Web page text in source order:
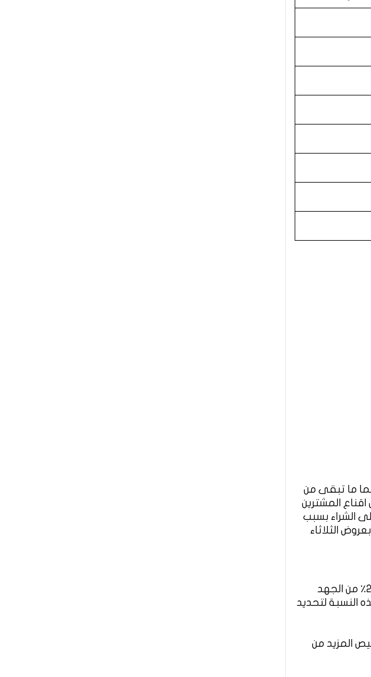
بينما ما تبقى من
اقناع المشترين
الشراء بسبب
الثلاثاء
أحد تطبيقات نظرية باريتو هو في إدارة الأعمال. قد يلاحظ في النشاط التجاري أن 20٪ من الجهد
هذه النسبة لتحديد
المزيد من